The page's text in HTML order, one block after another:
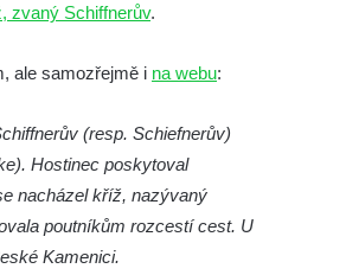
zvaný Schiffnerův.
ale samozřejmě i na webu:
(resp. Schiefnerův)
Hostinec poskytoval
nacházel kříž, nazývaný
poutníkům rozcestí cest. U
Kamenici.